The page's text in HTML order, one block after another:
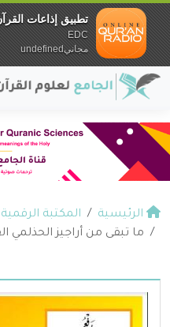
الرئيسية المكتبة الرقمية
ما تبقى من أراجيز
تطبيق إذاعات
EDC
مجانيundefined